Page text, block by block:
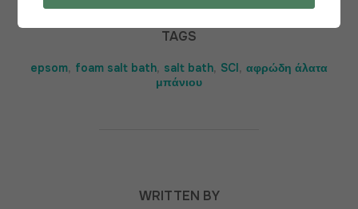
TAGS
epsom, foam salt bath, salt bath, SCI, αφρώδη άλατα
μπάνιου
WRITTEN BY